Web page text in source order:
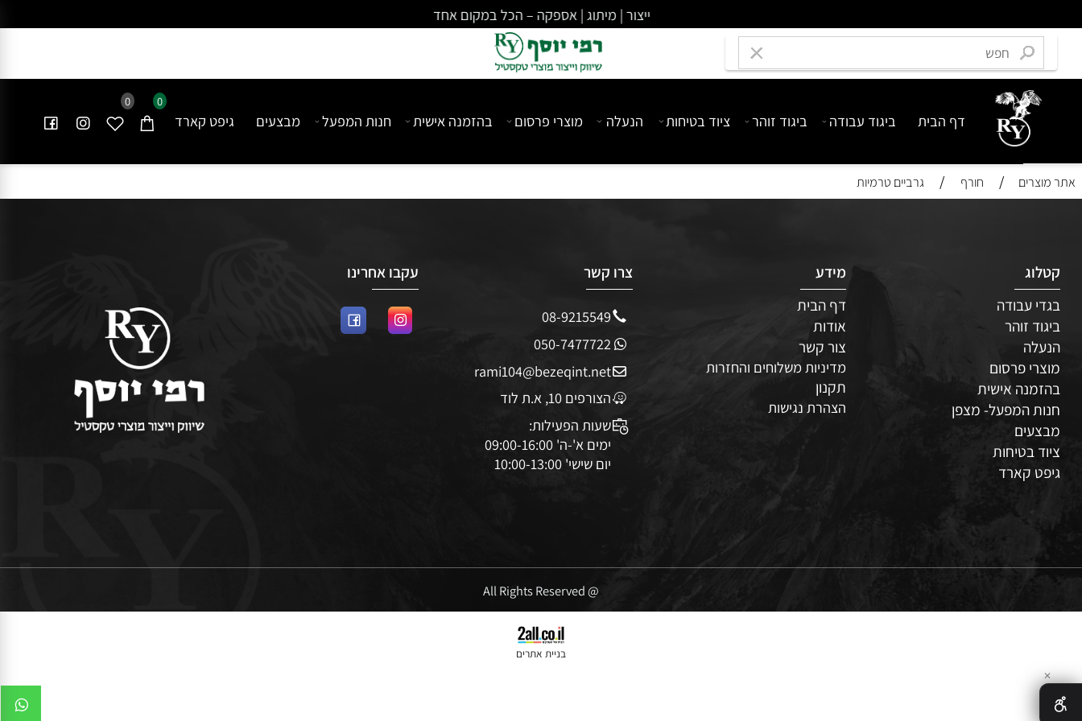
ייצור | מיתוג | אספקה – הכל במקום אחד
0 0
דף הבית ביגוד עבודה ביגוד זוהר ציוד בטיחות הנעלה מוצרי פרסום בהזמנה אישית חנות המפעל מבצעים גיפט קארד
/ חורף / גרביים טרמיות
עבודה
זוהר
פרסום
אישית
המפעל- מצפן
בטיחות
דף הבית
צור קשר
מדיניות משלוחים והחזרות
צרו קשר
08-9215549
rami104@bezeqint.net
הצורפים 10, א.ת לוד
שעות הפעילות:
ימים א'-ה' 09:00-16:00
עקבו אחרינו
@ All Rights Reserved